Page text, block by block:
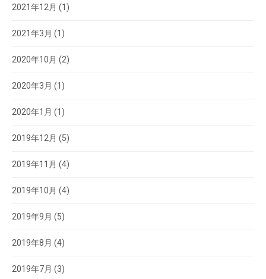
2021年12月 (1)
2021年3月 (1)
2020年10月 (2)
2020年3月 (1)
2020年1月 (1)
2019年12月 (5)
2019年11月 (4)
2019年10月 (4)
2019年9月 (5)
2019年8月 (4)
2019年7月 (3)